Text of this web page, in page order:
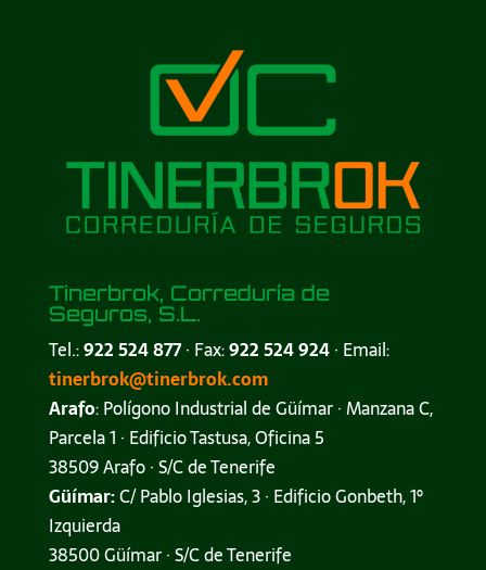
Tinerbrok, Correduría de
Seguros, S.L.
Tel.:922 524 877· Fax:922 524 924· Email:
tinerbrok@tinerbrok.com
Arafo: Polígono Industrial de Güímar · Manzana C,
Parcela 1 · Edificio Tastusa, Oficina 5
38509 Arafo · S/C de Tenerife
Güímar:C/ Pablo Iglesias, 3 · Edificio Gonbeth, 1º
Izquierda
38500 Güímar · S/C de Tenerife